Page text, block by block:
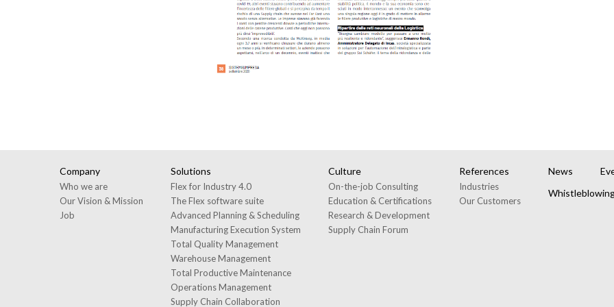
Company
Who we are
Our Vision & Mission
Job
Solutions
Flex for Industry 4.0
The Flex software suite
Advanced Planning & Scheduling
Manufacturing Execution System
Total Quality Management
Warehouse Management
Total Productive Maintenance
Operations Management
Supply Chain Collaboration
Culture
On-the-job Consulting
Education & Certifications
Research & Development
Supply Chain Forum
References
Industries
Our Customers
News